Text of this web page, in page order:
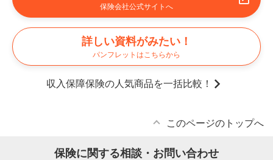
保険会社公式サイトへ
詳しい資料がみたい！
パンフレットはこちらから
収入保障保険の人気商品を一括比較！
このページのトップへ
保険に関する相談・お問い合わせ